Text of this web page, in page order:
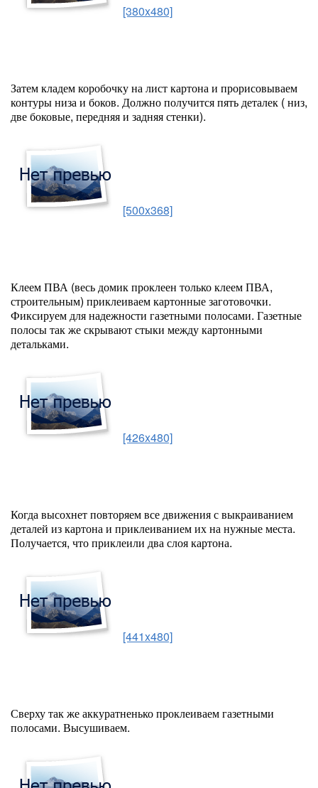
[380x480]
Затем кладем коробочку на лист картона и прорисовываем
контуры низа и боков. Должно получится пять деталек ( низ,
две боковые, передняя и задняя стенки).
[500x368]
Клеем ПВА (весь домик проклеен только клеем ПВА,
строительным) приклеиваем картонные заготовочки.
Фиксируем для надежности газетными полосами. Газетные
полосы так же скрывают стыки между картонными
детальками.
[426x480]
Когда высохнет повторяем все движения с выкраиванием
деталей из картона и приклеиванием их на нужные места.
Получается, что приклеили два слоя картона.
[441x480]
Сверху так же аккуратненько проклеиваем газетными
полосами. Высушиваем.